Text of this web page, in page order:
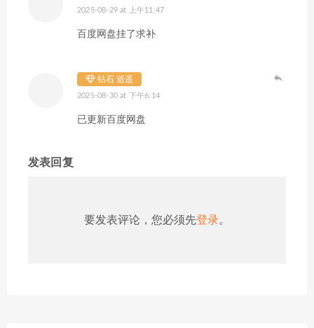
2025-08-29 at 上午11:47
百度网盘挂了求补
钻石 逍遥
2025-08-30 at 下午6:14
已更新百度网盘
发表回复
要发表评论，您必须先登录。